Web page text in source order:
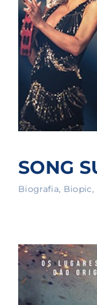
SONG
Biografia Biopic